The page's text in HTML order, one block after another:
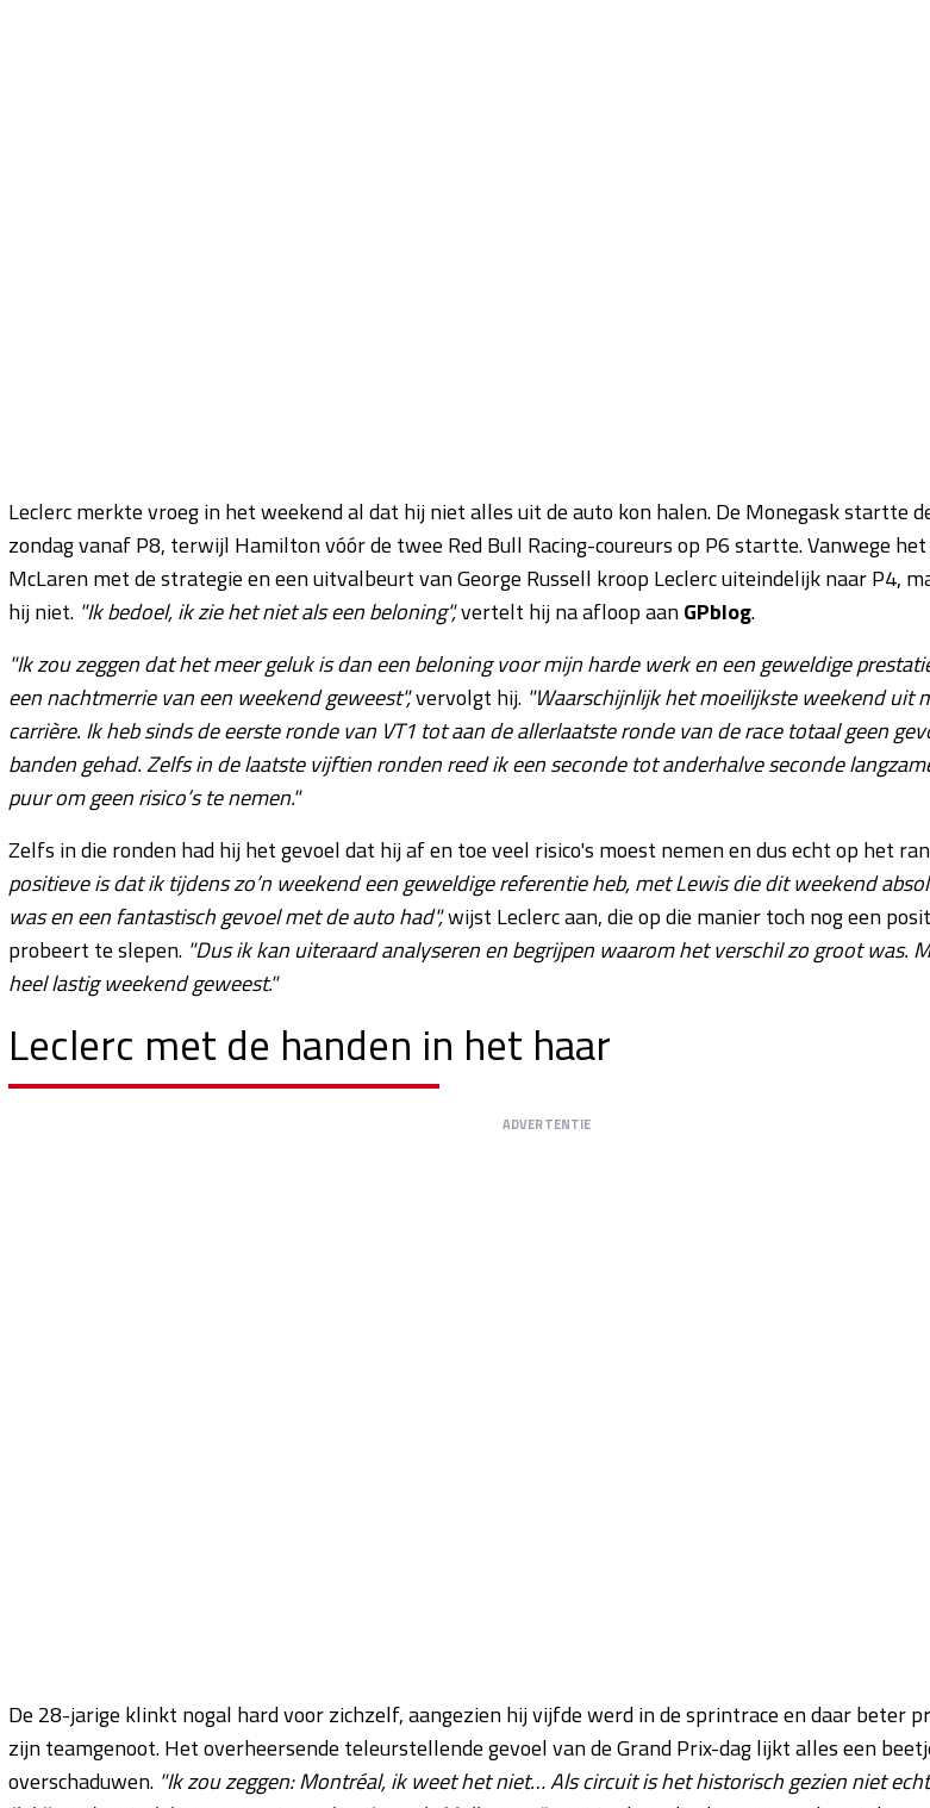
Leclerc merkte vroeg in het weekend al dat hij niet alles uit de auto kon halen. De Monegask startte
zondag vanaf P8, terwijl Hamilton vóór de twee Red Bull Racing-coureurs op P6 startte. Vanwege
McLaren met de strategie en een uitvalbeurt van George Russell kroop Leclerc uiteindelijk naar P4,
hij niet. "Ik bedoel, ik zie het niet als een beloning",vertelt hij na afloop aanGPblog.
"Ik zou zeggen dat het meer geluk is dan een beloning voor mijn harde werk en een geweldige
een nachtmerrie van een weekend geweest",vervolgt hij. "Waarschijnlijk het moeilijkste weekend uit
carrière. Ik heb sinds de eerste ronde van VT1 tot aan de allerlaatste ronde van de race totaal geen
banden gehad. Zelfs in de laatste vijftien ronden reed ik een seconde tot anderhalve seconde
puur om geen risico’s te nemen."
Zelfs in die ronden had hij het gevoel dat hij af en toe veel risico's moest nemen en dus echt op het
positieve is dat ik tijdens zo’n weekend een geweldige referentie heb, met Lewis die dit weekend
was en een fantastisch gevoel met de auto had",wijst Leclerc aan, die op die manier toch nog een
probeert te slepen. "Dus ik kan uiteraard analyseren en begrijpen waarom het verschil zo groot was.
heel lastig weekend geweest."
Leclerc met de handen in het haar
ADVERTENTIE
De 28-jarige klinkt nogal hard voor zichzelf, aangezien hij vijfde werd in de sprintrace en daar beter
zijn teamgenoot. Het overheersende teleurstellende gevoel van de Grand Prix-dag lijkt alles een
overschaduwen. "Ik zou zeggen: Montréal, ik weet het niet… Als circuit is het historisch gezien niet